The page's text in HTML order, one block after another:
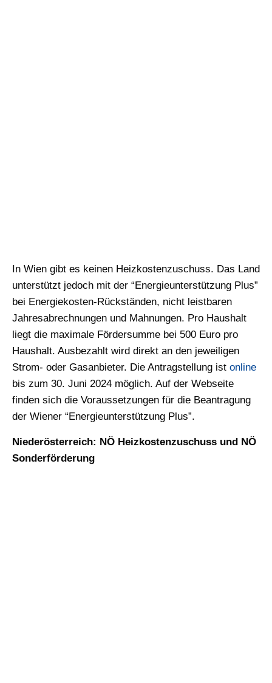
In Wien gibt es keinen Heizkostenzuschuss. Das Land
unterstützt jedoch mit der “Energieunterstützung Plus”
bei Energiekosten-Rückständen, nicht leistbaren
Jahresabrechnungen und Mahnungen. Pro Haushalt
liegt die maximale Fördersumme bei 500 Euro pro
Haushalt. Ausbezahlt wird direkt an den jeweiligen
Strom- oder Gasanbieter. Die Antragstellung ist online
bis zum 30. Juni 2024 möglich. Auf der Webseite
finden sich die Voraussetzungen für die Beantragung
der Wiener “Energieunterstützung Plus”.
Niederösterreich: NÖ Heizkostenzuschuss und NÖ
Sonderförderung